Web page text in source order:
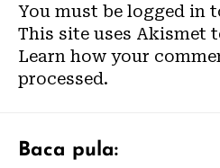
You must be logged in
This site uses Akismet
Learn how your
processed.
Baca pula: